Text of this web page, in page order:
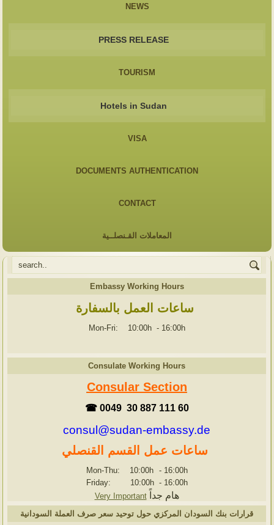
NEWS
PRESS RELEASE
TOURISM
Hotels in Sudan
VISA
DOCUMENTS AUTHENTICATION
CONTACT
المعاملات القـنصلــية
Embassy Working Hours
ساعات العمل بالسفارة
Mon-Fri: 10:00h - 16:00h
Consulate Working Hours
Consular Section
☎ 0049 30 887 111 60
consul@sudan-embassy.de
ساعات عمل القسم القنصلي
Mon-Thu: 10:00h - 16:00h
Friday: 10:00h - 16:00h
Very Important
هام جداً
قرارات بنك السودان المركزي حول توحيد سعر صرف العملة السودانية